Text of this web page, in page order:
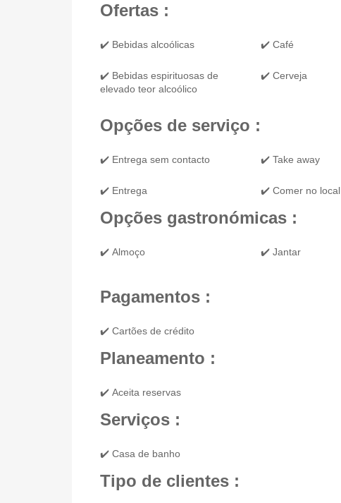
Ofertas :
✔️ Bebidas alcoólicas
✔️ Bebidas espirituosas de
elevado teor alcoólico
✔️ Café
✔️ Cerveja
Opções de serviço :
✔️ Entrega sem contacto
✔️ Entrega
✔️ Take away
✔️ Comer no local
Opções gastronómicas :
✔️ Almoço ✔️ Jantar
Pagamentos :
✔️ Cartões de crédito
Planeamento :
✔️ Aceita reservas
Serviços :
✔️ Casa de banho
Tipo de clientes :